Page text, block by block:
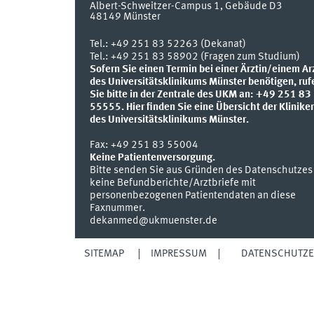
Albert-Schweitzer-Campus 1, Gebäude D3
48149 Münster
Tel.: +49 251 83 52263 (Dekanat)
Tel.: +49 251 83 58902 (Fragen zum Studium)
Sofern Sie einen Termin bei einer Ärztin/einem
des Universitätsklinikums Münster benötigen,
Sie bitte in der Zentrale des UKM an: +49 251 83
55555. Hier finden Sie eine Übersicht der
des Universitätsklinikums Münster.
Fax: +49 251 83 55004
Keine Patientenversorgung.
Bitte senden Sie aus Gründen des Datenschutzes
keine Befundberichte/Arztbriefe mit
personenbezogenen Patientendaten an diese
Faxnummer.
dekanmed@ukmuenster.de
SITEMAP IMPRESSUM